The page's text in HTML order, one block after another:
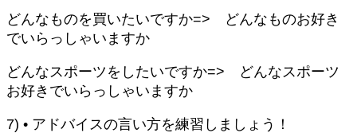
どんなものを買いたいですか=> どんなものお好き
でいらっしゃいますか
どんなスポーツをしたいですか=> どんなスポーツ
お好きでいらっしゃいますか
7) • アドバイスの言い方を練習しましょう！